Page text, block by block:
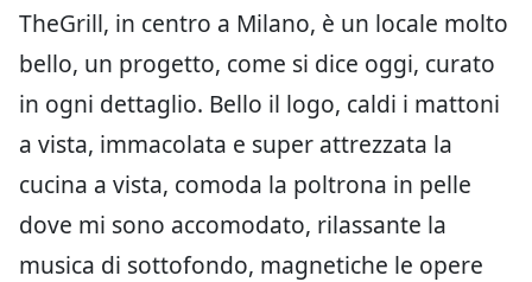
TheGrill, in centro a Milano, è un locale molto
bello, un progetto, come si dice oggi, curato
in ogni dettaglio. Bello il logo, caldi i mattoni
a vista, immacolata e super attrezzata la
cucina a vista, comoda la poltrona in pelle
dove mi sono accomodato, rilassante la
musica di sottofondo, magnetiche le opere